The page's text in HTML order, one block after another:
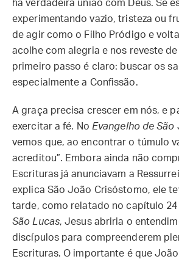
há verdadeira união com Deus. Se
experimentando vazio, tristeza ou
de agir como o Filho Pródigo e
acolhe com alegria e nos reveste de
primeiro passo é claro: buscar os
especialmente a Confissão.
A graça precisa crescer em nós, e
exercitar a fé. No Evangelho de São
vemos que, ao encontrar o túmulo
acreditou”. Embora ainda não
Escrituras já anunciavam a
explica São João Crisóstomo, ele
tarde, como relatado no capítulo 24
São Lucas, Jesus abriria o
discípulos para compreenderem
Escrituras. O importante é que